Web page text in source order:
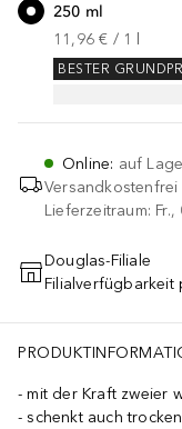
250 ml
11,96 € / 1
BESTER
Online: auf
Versandkostenfrei
Lieferzeitraum:
Douglas-Filiale
Filialverfügbarkeit
mit der Kraft zweier
schenkt auch